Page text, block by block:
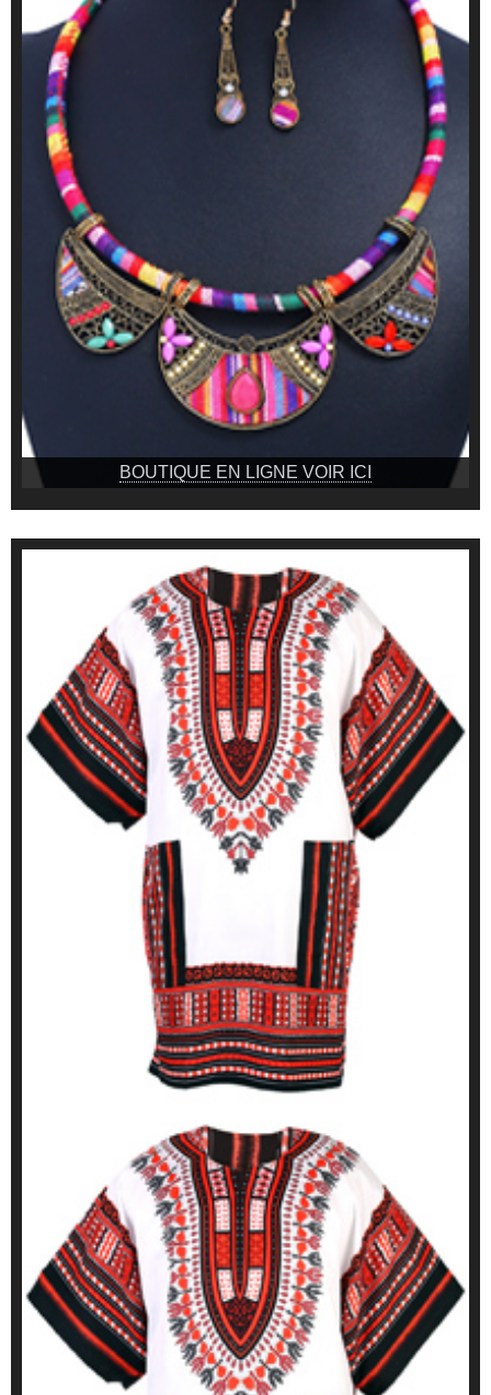
BOUTIQUE EN LIGNE VOIR ICI